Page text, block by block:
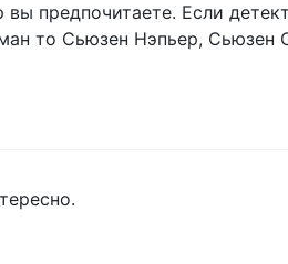
предпочитаете. Если
то Сьюзен Нэпьер, Сьюзен